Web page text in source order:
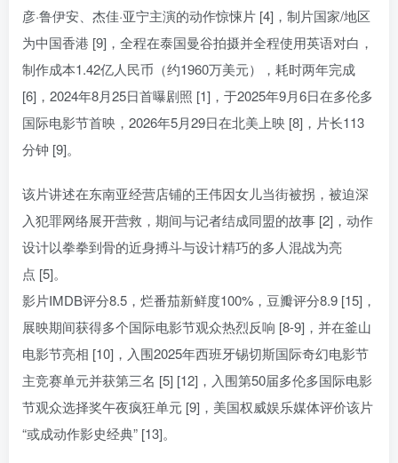
彦·鲁伊安、杰佳·亚宁主演的动作惊悚片 [4]，制片国家/地区
为中国香港 [9]，全程在泰国曼谷拍摄并全程使用英语对白，
制作成本1.42亿人民币（约1960万美元），耗时两年完成
[6]，2024年8月25日首曝剧照 [1]，于2025年9月6日在多伦多
国际电影节首映，2026年5月29日在北美上映 [8]，片长113
分钟 [9]。
该片讲述在东南亚经营店铺的王伟因女儿当街被拐，被迫深
入犯罪网络展开营救，期间与记者结成同盟的故事 [2]，动作
设计以拳拳到骨的近身搏斗与设计精巧的多人混战为亮
点 [5]。
影片IMDB评分8.5，烂番茄新鲜度100%，豆瓣评分8.9 [15]，
展映期间获得多个国际电影节观众热烈反响 [8-9]，并在釜山
电影节亮相 [10]，入围2025年西班牙锡切斯国际奇幻电影节
主竞赛单元并获第三名 [5] [12]，入围第50届多伦多国际电影
节观众选择奖午夜疯狂单元 [9]，美国权威娱乐媒体评价该片
“或成动作影史经典” [13]。